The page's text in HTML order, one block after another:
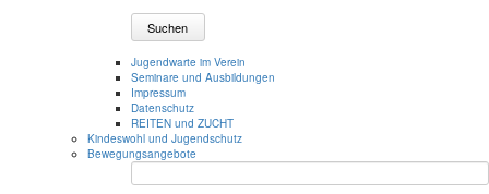
Suchen
Jugendwarte im Verein
Seminare und Ausbildungen
Impressum
Datenschutz
REITEN und ZUCHT
Kindeswohl und Jugendschutz
Bewegungsangebote